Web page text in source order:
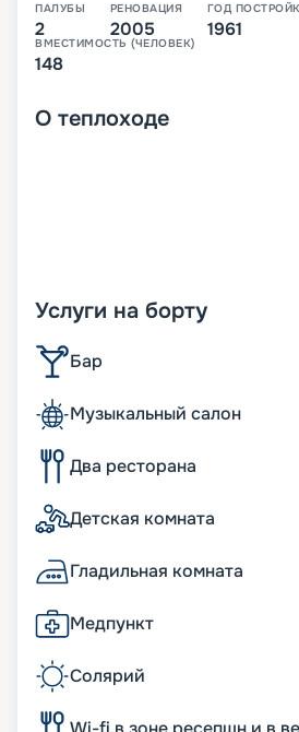
ПАЛУБЫ
2
РЕНОВАЦИЯ
2005
ГОД
1961
ВМЕСТИМОСТЬ (ЧЕЛОВЕК)
148
О теплоходе
Услуги на борту
Бар
Музыкальный салон
Два ресторана
Детская комната
Гладильная комната
Медпункт
Солярий